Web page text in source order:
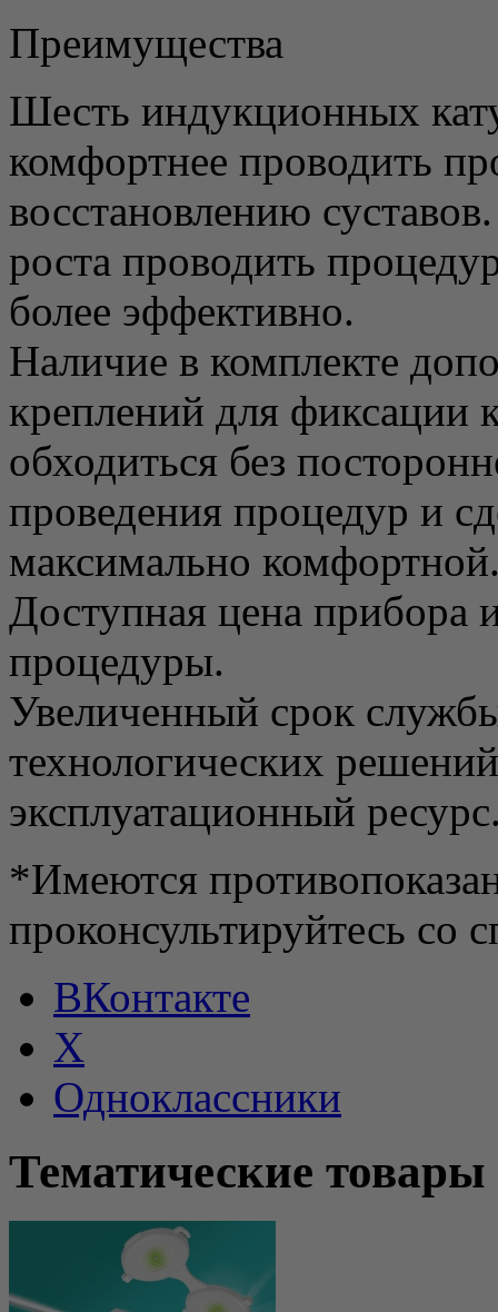
Преимущества
Шесть индукционных
комфортнее проводить
восстановлению
роста проводить
более эффективно.
Наличие в комплекте
креплений для фиксации
обходиться без
проведения процедур и
максимально
Доступная цена прибора
процедуры.
Увеличенный срок
технологических
эксплуатационный
*Имеются
проконсультируйтесь со
ВКонтакте
X
Одноклассники
Тематические товары